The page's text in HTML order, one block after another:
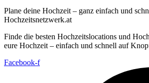
Plane deine Hochzeit – ganz einfach und
Hochzeitsnetzwerk.at
Finde die besten Hochzeitslocations und
eure Hochzeit – einfach und schnell auf
Facebook-f